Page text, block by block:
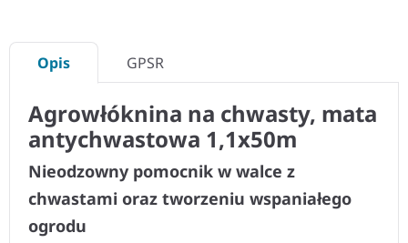
Opis GPSR
Agrowłóknina na chwasty, mata
antychwastowa 1,1x50m
Nieodzowny pomocnik w walce z
chwastami oraz tworzeniu wspaniałego
ogrodu